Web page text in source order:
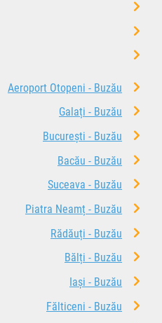
Aeroport Otopeni - Buzău
Galați - Buzău
București - Buzău
Bacău - Buzău
Suceava - Buzău
Piatra Neamț - Buzău
Rădăuți - Buzău
Bălți - Buzău
Iași - Buzău
Fălticeni - Buzău